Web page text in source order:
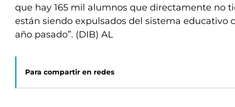
que hay 165 mil alumnos que directamente no
están siendo expulsados del sistema educativo
año pasado”. (DIB) AL
Para compartir en redes